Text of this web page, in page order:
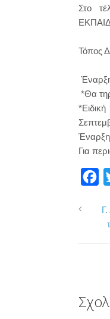
Στο
Τόπος
*Θα
Έναρξη
Για
c
k